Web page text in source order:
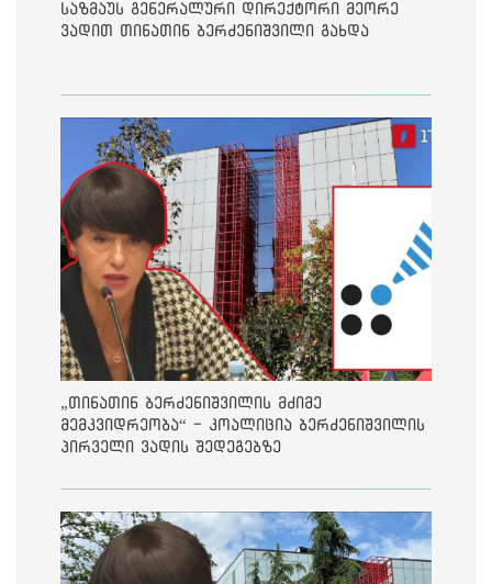
საზმაუს გენერალური დირექტორი მეორე
ვადით თინათინ ბერძენიშვილი გახდა
„თინათინ ბერძენიშვილის მძიმე
მემკვიდრეობა“ - კოალიცია ბერძენიშვილის
პირველი ვადის შედეგებზე